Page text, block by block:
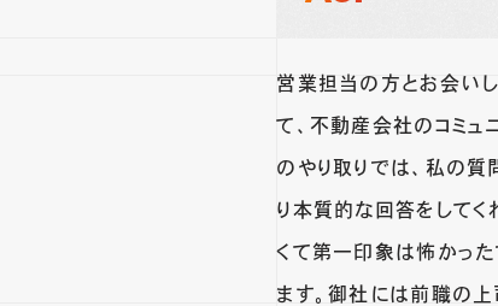
営業担当の方とお会いし
て、不動産会社のコミュ
のやり取りでは、私の質
り本質的な回答をして
くて第一印象は怖かった
ます。御社には前職の上